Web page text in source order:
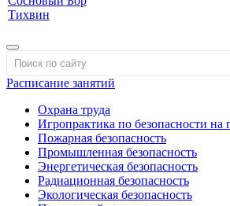
Тихвин
Расписание занятий
Охрана труда
Игропрактика по безопасности на
Пожарная безопасность
Промышленная безопасность
Энергетическая безопасность
Радиационная безопасность
Экологическая безопасность